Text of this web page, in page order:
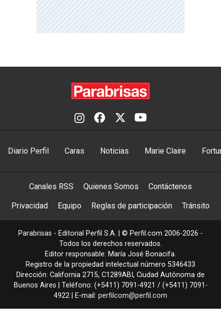
Diario Perfil Caras Noticias Marie Claire
Canales RSS Quienes Somos Contáctenos
Privacidad Equipo Reglas de participación Tránsito
Parabrisas - Editorial Perfil S.A. | © Perfil.com 2006-2026 -
Todos los derechos reservados.
Editor responsable: María José Bonacifa.
Registro de la propiedad intelectual número 5346433
Dirección: California 2715, C1289ABI , Ciudad Autónoma de
Buenos Aires | Teléfono: (+5411) 7091-4921 / (+5411) 7091-
4922 | E-mail: perfilcom@perfil.com